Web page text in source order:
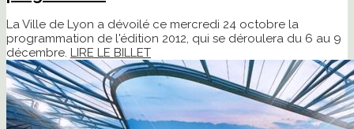
La Ville de Lyon a dévoilé ce mercredi 24 octobre la
programmation de l'édition 2012, qui se déroulera du 6 au 9
décembre. LIRE LE BILLET